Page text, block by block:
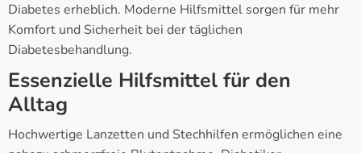
Diabetes erheblich. Moderne Hilfsmittel sorgen für mehr
Komfort und Sicherheit bei der täglichen
Diabetesbehandlung.
Essenzielle Hilfsmittel für den
Alltag
Hochwertige Lanzetten und Stechhilfen ermöglichen eine